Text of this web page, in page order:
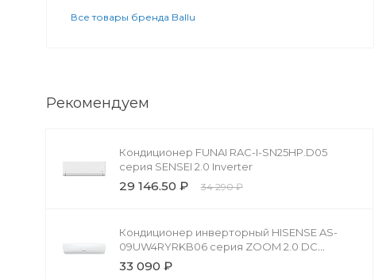
Все товары бренда Ballu
Рекомендуем
Кондиционер FUNAI RAC-I-SN25HP.D05
серия SENSEI 2.0 Inverter
29 146.50 ₽ 34 290 ₽
Кондиционер инверторный HISENSE AS-
09UW4RYRKB06 серия ZOOM 2.0 DC
Inverter
33 090 ₽